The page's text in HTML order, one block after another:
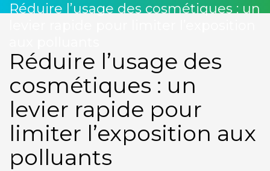
Réduire l’usage des cosmétiques : un
Réduire l’usage des
cosmétiques : un
levier rapide pour
limiter l’exposition aux
polluants